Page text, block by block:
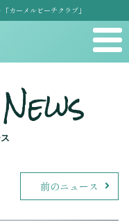
カーメルビーチクラブ」
前のニュース